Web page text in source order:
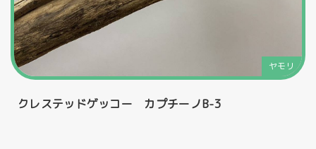
ヤモリ
クレステッドゲッコー カプチーノB-3